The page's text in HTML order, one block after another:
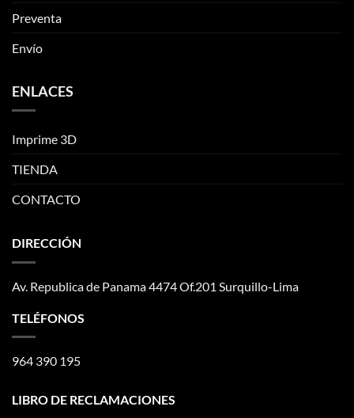
Preventa
Envío
ENLACES
Imprime 3D
TIENDA
CONTACTO
DIRECCIÓN
Av. Republica de Panama 4474 Of.201 Surquillo-Lima
TELÉFONOS
964 390 195
LIBRO DE RECLAMACIONES